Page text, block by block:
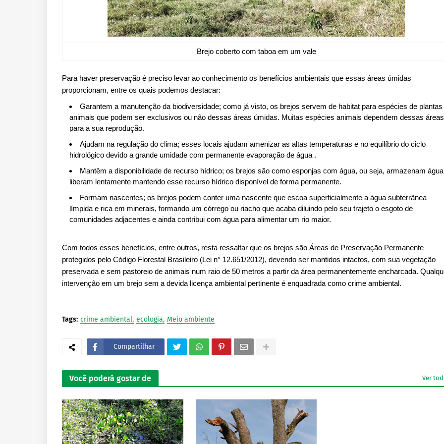
Brejo coberto com taboa em um vale
Para haver preservação é preciso levar ao conhecimento os benefícios ambientais que essas áreas úmidas
proporcionam, entre os quais podemos destacar:
Garantem a manutenção da biodiversidade; como já visto, os brejos servem de habitat para espécies de plantas
animais que podem ser exclusivos ou não dessas áreas úmidas. Muitas espécies animais dependem dessas áreas
para a sua reprodução.
Ajudam na regulação do clima; esses locais ajudam amenizar as altas temperaturas e no equilíbrio do ciclo
hidrológico devido a grande umidade com permanente evaporação de água .
Mantêm a disponibilidade de recurso hídrico; os brejos são como esponjas com água, ou seja, armazenam
liberam lentamente mantendo esse recurso hídrico disponível de forma permanente.
Formam nascentes; os brejos podem conter uma nascente que escoa superficialmente a água subterrânea
límpida e rica em minerais, formando um córrego ou riacho que acaba diluindo pelo seu trajeto o esgoto de
comunidades adjacentes e ainda contribui com água para alimentar um rio maior.
Com todos esses benefícios, entre outros, resta ressaltar que os brejos são Áreas de Preservação Permanente
protegidos pelo Código Florestal Brasileiro (Lei n° 12.651/2012), devendo ser mantidos intactos, com sua vegetação
preservada e sem pastoreio de animais num raio de 50 metros a partir da área permanentemente encharcada.
intervenção em um brejo sem a devida licença ambiental pertinente é enquadrada como crime ambiental.
Tags: crime ambiental ecologia Meio ambiente
Compartilhar
Você poderá gostar de Ver